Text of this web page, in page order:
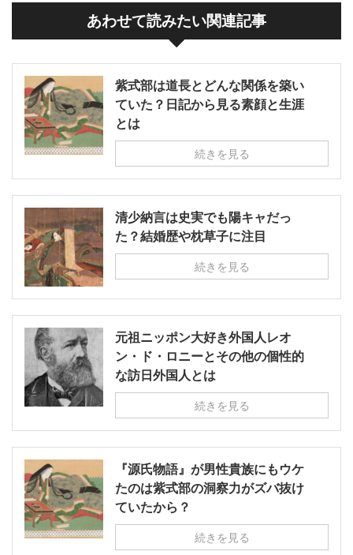
あわせて読みたい関連記事
紫式部は道長とどんな関係を築い
ていた？日記から見る素顔と生涯
とは
続きを見る
清少納言は史実でも陽キャだっ
た？結婚歴や枕草子に注目
続きを見る
元祖ニッポン大好き外国人レオ
ン・ド・ロニーとその他の個性的
な訪日外国人とは
続きを見る
『源氏物語』が男性貴族にもウケ
たのは紫式部の洞察力がズバ抜け
ていたから？
続きを見る